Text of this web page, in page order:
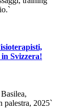
Svizzera!